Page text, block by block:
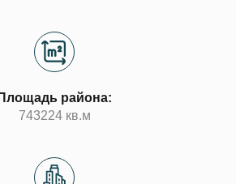
Площадь района:
743224 кв.м